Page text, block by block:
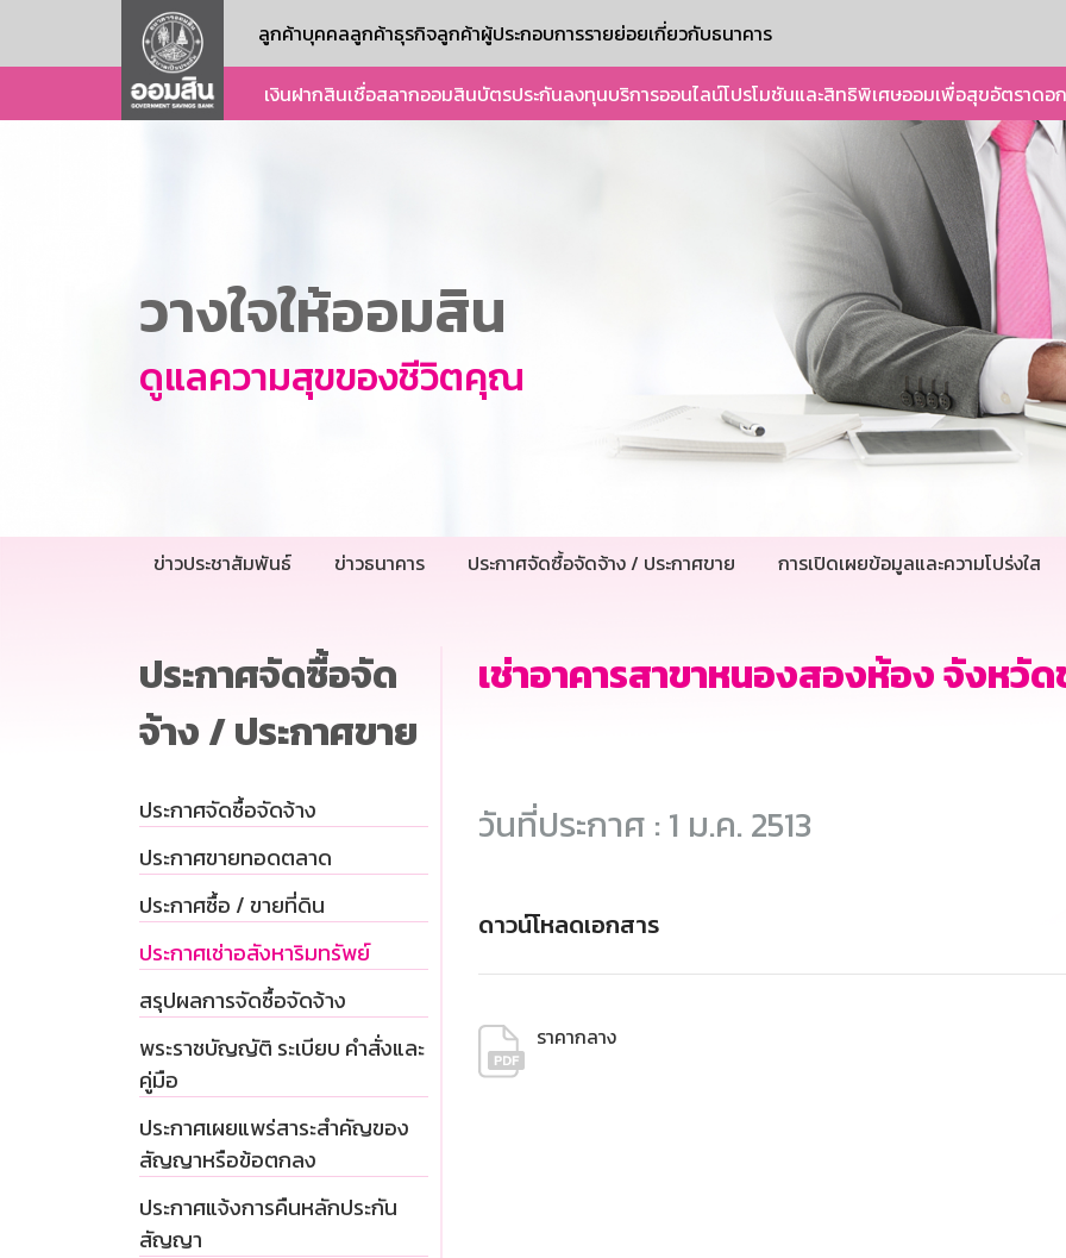
ลูกค้าบุคคลลูกค้าธุรกิจลูกค้าผู้ประกอบการรายย่อยเกี่ยวกับธนาคาร
เงินฝากสินเชื่อสลากออมสินบัตรประกันลงทุนบริการออนไลน์โปรโมชันและสิทธิพิเศษออมเพื่อสุขอัตราดอ
วางใจให้ออมสิน
ดูแลความสุขของชีวิตคุณ
ข่าวประชาสัมพันธ์ ข่าวธนาคาร ประกาศจัดซื้อจัดจ้าง / ประกาศขาย การเปิดเผยข้อมูลและความโปร่งใส
ประกาศจัดซื้อจัด
จ้าง / ประกาศขาย
ประกาศจัดซื้อจัดจ้าง
ประกาศขายทอดตลาด
ประกาศซื้อ / ขายที่ดิน
ประกาศเช่าอสังหาริมทรัพย์
สรุปผลการจัดซื้อจัดจ้าง
พระราชบัญญัติ ระเบียบ คำสั่งและ
คู่มือ
ประกาศเผยแพร่สาระสำคัญของ
สัญญาหรือข้อตกลง
ประกาศแจ้งการคืนหลักประกัน
สัญญา
เช่าอาคารสาขาหนองสองห้อง จังหวั
วันที่ประกาศ : 1 ม.ค. 2513
ดาวน์โหลดเอกสาร
ราคากลาง